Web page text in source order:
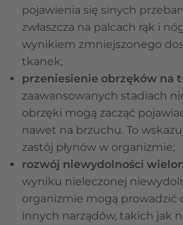
pojawienia się sinych
zwłaszcza na palcach rąk i
wynikiem zmniejszonego
tkanek;
przeniesienie obrzęków na
zaawansowanych stadiach
obrzęki mogą zacząć
nawet na brzuchu. To
zastój płynów w organizmie;
rozwój niewydolności
wyniku nieleczonej
organizmie mogą prowadzić
innych narządów, takich jak